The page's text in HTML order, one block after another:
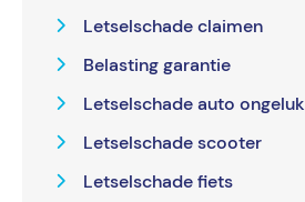
Letselschade claimen
Belasting garantie
Letselschade auto ongeluk
Letselschade scooter
Letselschade fiets